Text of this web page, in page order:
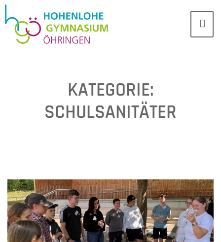
KATEGORIE:
SCHULSANITÄTER